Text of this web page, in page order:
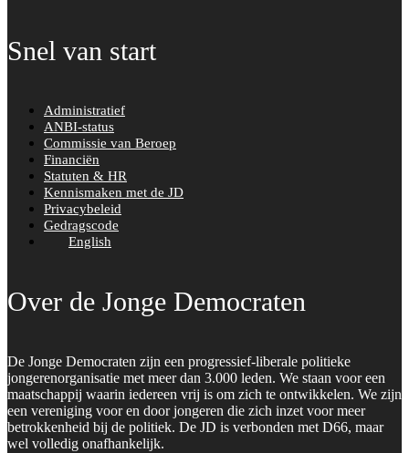
Snel van start
Administratief
ANBI-status
Commissie van Beroep
Financiën
Statuten & HR
Kennismaken met de JD
Privacybeleid
Gedragscode
English
Over de Jonge Democraten
De Jonge Democraten zijn een progressief-liberale politieke
jongerenorganisatie met meer dan 3.000 leden. We staan voor een
maatschappij waarin iedereen vrij is om zich te ontwikkelen. We zijn
een vereniging voor en door jongeren die zich inzet voor meer
betrokkenheid bij de politiek. De JD is verbonden met D66, maar
wel volledig onafhankelijk.